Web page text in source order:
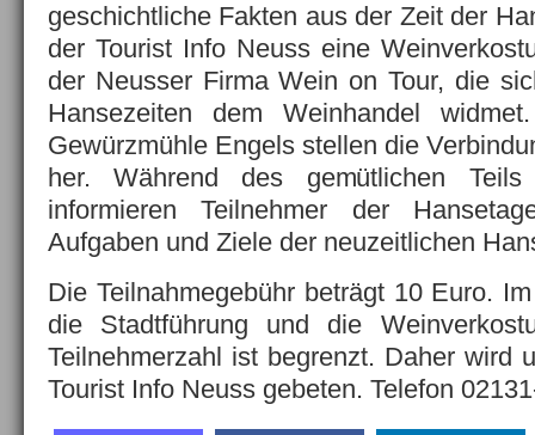
geschichtliche Fakten aus der Zeit der
der Tourist Info Neuss eine
der Neusser Firma Wein on Tour, die
Hansezeiten dem Weinhandel
Gewürzmühle Engels stellen die
her. Während des gemütlichen Teils
informieren Teilnehmer der
Aufgaben und Ziele der neuzeitlichen
Die Teilnahmegebühr beträgt 10 Euro.
die Stadtführung und die
Teilnehmerzahl ist begrenzt. Daher wird
Tourist Info Neuss gebeten. Telefon